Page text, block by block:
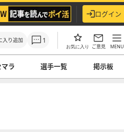
ログイン
入り追加 1
お気に入り ご意見 MENU
マラ 選手一覧 掲示板